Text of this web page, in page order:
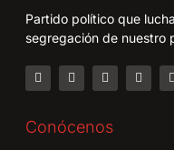
Partido político que
segregación de nuestro
Conócenos